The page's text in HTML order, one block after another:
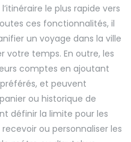
le plus rapide vers
ces fonctionnalités, il
un voyage dans la ville
votre temps. En outre, les
comptes en ajoutant
et peuvent
ou historique de
définir la limite pour les
ou personnaliser les